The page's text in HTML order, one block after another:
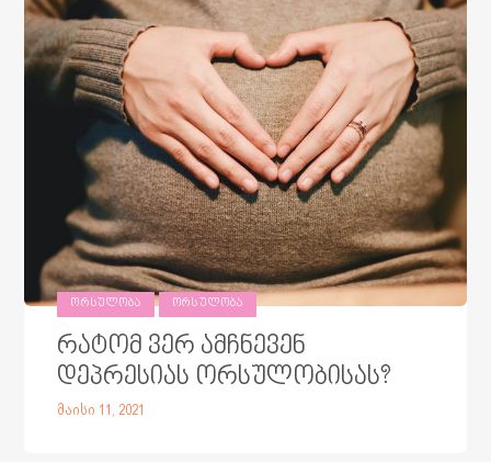
ᲝᲠᲡᲣᲚᲝᲑᲐ ᲝᲠᲡᲣᲚᲝᲑᲐ
რატომ ვერ ამჩნევენ
დეპრესიას ორსულობისას?
მაისი 11, 2021